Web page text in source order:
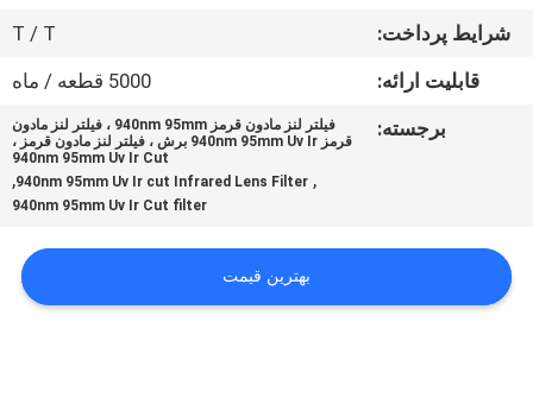
ما
تماس
قول
شرایط پرداخت:
T / T
قابلیت ارائه:
5000 قطعه / ماه
برجسته:
فیلتر لنز مادون قرمز 940nm 95mm ، فیلتر لنز مادون
قرمز 940nm 95mm Uv Ir برش ، فیلتر لنز مادون قرمز ،
940nm 95mm Uv Ir Cut
,
940nm 95mm Uv Ir cut Infrared Lens Filter
,
940nm 95mm Uv Ir Cut filter
بهترین قیمت